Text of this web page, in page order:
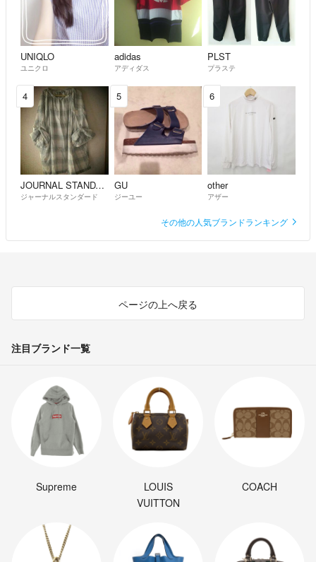
UNIQLO
ユニクロ
adidas
アディダス
PLST
プラステ
4
JOURNAL STANDARD
ジャーナルスタンダード
5
GU
ジーユー
6
other
アザー
その他の人気ブランドランキング
ページの上へ戻る
注目ブランド一覧
Supreme
LOUIS
VUITTON
COACH